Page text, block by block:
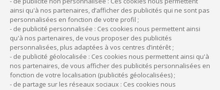
conseillé ?
Nos équipes sont à votre disposition pour répondre à
vos questions et vous aider à faire le bon choix.
ainsi qu'à nos partenaires, d’afficher des publicités qui ne sont pas
personnalisées en fonction de votre profil ;
- de publicité personnalisée : Ces cookies nous permettent ainsi
qu'à nos partenaires, de vous proposer des publicités
personnalisées, plus adaptées à vos centres d’intérêt ;
- de publicité géolocalisée : Ces cookies nous permettent ainsi qu'à
nos partenaires, de vous afficher des publicités personnalisées en
fonction de votre localisation (publicités géolocalisées) ;
- de partage sur les réseaux sociaux : Ces cookies nous